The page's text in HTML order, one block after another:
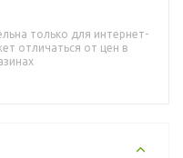
только для интернет-
отличаться от цен в